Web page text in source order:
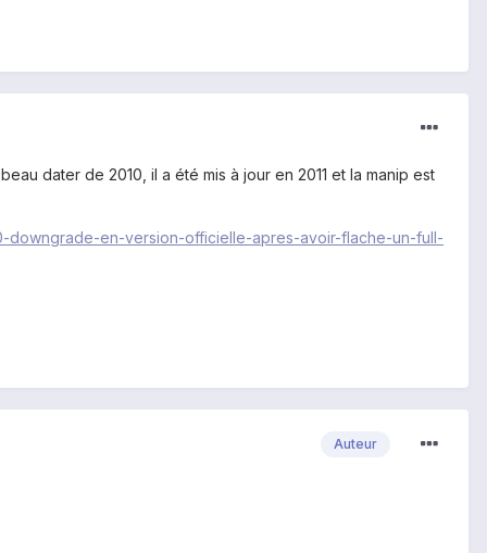
dater de 2010, il a été mis à jour en 2011 et la manip est
downgrade-en-version-officielle-apres-avoir-flache-un-full-
Auteur